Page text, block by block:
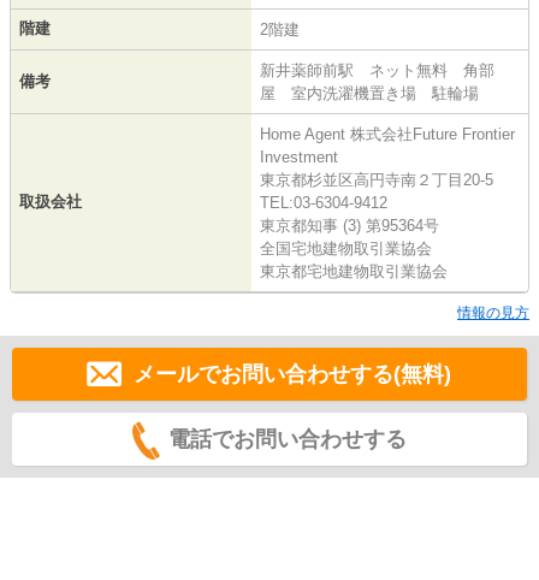
階建 2階建
備考
新井薬師前駅 ネット無料 角部
屋 室内洗濯機置き場 駐輪場
取扱会社
Home Agent 株式会社Future Frontier
Investment
東京都杉並区高円寺南２丁目20-5
TEL:03-6304-9412
東京都知事 (3) 第95364号
全国宅地建物取引業協会
東京都宅地建物取引業協会
情報の見方
メールでお問い合わせする(無料)
電話でお問い合わせする